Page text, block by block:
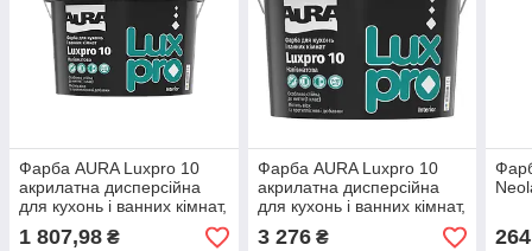
Фарба AURA Luxpro 10
акрилатна дисперсійна
для кухонь і ванних кімнат,
4,75л
1 807,98 ₴
Фарба AURA Luxpro 10
акрилатна дисперсійна
для кухонь і ванних кімнат,
9,5 л
3 276₴ 264